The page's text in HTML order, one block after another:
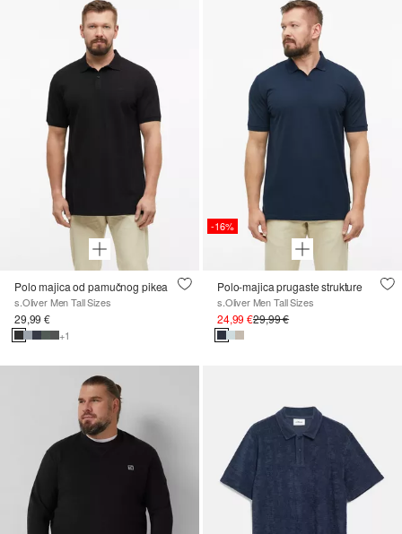
Polo majica od pamučnog pikea
s.Oliver Men Tall Sizes
29,99 €
+1
-16%
Polo-majica prugaste strukture
s.Oliver Men Tall Sizes
24,99 €29,99 €